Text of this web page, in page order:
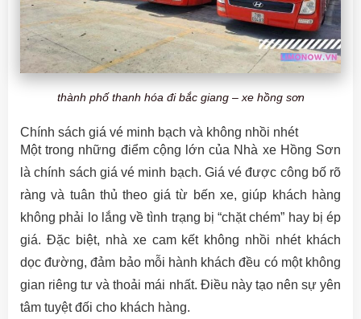
thành phố thanh hóa đi bắc giang – xe hồng sơn
Chính sách giá vé minh bạch và không nhồi nhét
Một trong những điểm cộng lớn của Nhà xe Hồng Sơn
là chính sách giá vé minh bạch. Giá vé được công bố rõ
ràng và tuân thủ theo giá từ bến xe, giúp khách hàng
không phải lo lắng về tình trạng bị “chặt chém” hay bị ép
giá. Đặc biệt, nhà xe cam kết không nhồi nhét khách
dọc đường, đảm bảo mỗi hành khách đều có một không
gian riêng tư và thoải mái nhất. Điều này tạo nên sự yên
tâm tuyệt đối cho khách hàng.